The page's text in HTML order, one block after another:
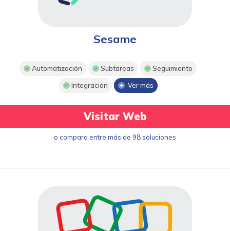
Sesame
Automatización Subtareas Seguimiento
Integración Ver más
Visitar Web
o compara entre más de 98 soluciones